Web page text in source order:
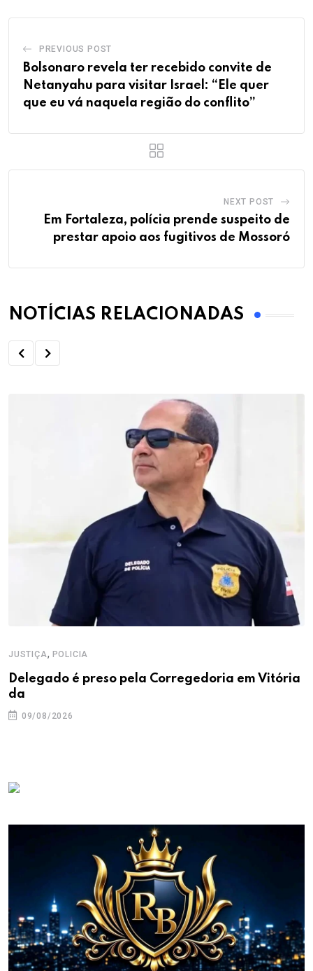
PREVIOUS POST
Bolsonaro revela ter recebido convite de
Netanyahu para visitar Israel: “Ele quer
que eu vá naquela região do conflito”
NEXT POST
Em Fortaleza, polícia prende suspeito de
prestar apoio aos fugitivos de Mossoró
NOTÍCIAS RELACIONADAS
JUSTIÇA, POLICIA
Delegado é preso pela Corregedoria em Vitória
da
09/08/2026